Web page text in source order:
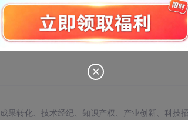
转化、技术经纪、知识产权、产业创新、科技